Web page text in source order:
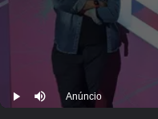
Play Mutar Anúncio